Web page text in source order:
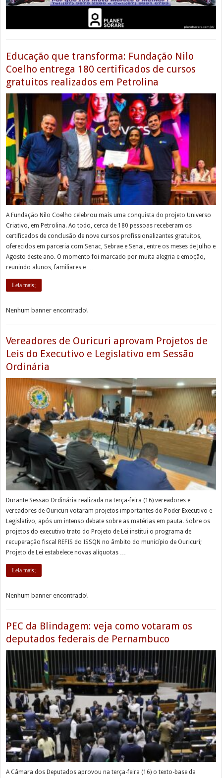
Educação que transforma: Fundação Nilo
Coelho entrega 180 certificados de cursos
gratuitos realizados em Petrolina
A Fundação Nilo Coelho celebrou mais uma conquista do projeto Universo
Criativo, em Petrolina. Ao todo, cerca de 180 pessoas receberam os
certificados de conclusão de nove cursos profissionalizantes gratuitos,
oferecidos em parceria com Senac, Sebrae e Senai, entre os meses de Julho e
Agosto deste ano. O momento foi marcado por muita alegria e emoção,
reunindo alunos, familiares e …
Leia mais;
Nenhum banner encontrado!
Vereadores de Ouricuri aprovam Projetos de
Leis do Executivo e Legislativo em Sessão
Ordinária
Durante Sessão Ordinária realizada na terça-feira (16) vereadores e
vereadores de Ouricuri votaram projetos importantes do Poder Executivo e
Legislativo, após um intenso debate sobre as matérias em pauta. Sobre os
projetos do executivo trato do Projeto de Lei institui o programa de
recuperação fiscal REFIS do ISSQN no âmbito do município de Ouricuri;
Projeto de Lei estabelece novas alíquotas …
Leia mais;
Nenhum banner encontrado!
PEC da Blindagem: veja como votaram os
deputados federais de Pernambuco
A Câmara dos Deputados aprovou na terça-feira (16) o texto-base da